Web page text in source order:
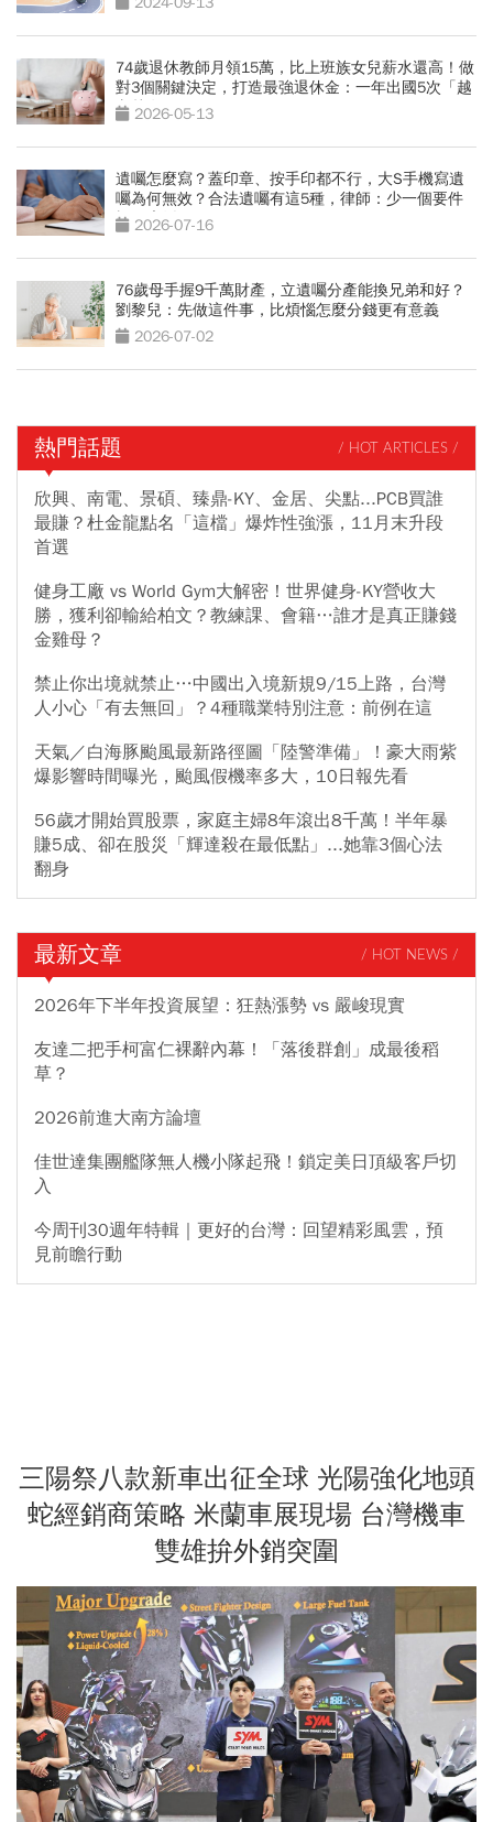
74歲退休教師月領15萬，比上班族女兒薪水還高！做
對3個關鍵決定，打造最強退休金：一年出國5次「越
老越有錢」
2026-05-13
遺囑怎麼寫？蓋印章、按手印都不行，大S手機寫遺
囑為何無效？合法遺囑有這5種，律師：少一個要件
視同廢紙
2026-07-16
76歲母手握9千萬財產，立遺囑分產能換兄弟和好？
劉黎兒：先做這件事，比煩惱怎麼分錢更有意義
2026-07-02
熱門話題 / HOT ARTICLES /
欣興、南電、景碩、臻鼎-KY、金居、尖點...PCB買誰
最賺？杜金龍點名「這檔」爆炸性強漲，11月末升段
首選
健身工廠 vs World Gym大解密！世界健身-KY營收大
勝，獲利卻輸給柏文？教練課、會籍…誰才是真正賺錢
金雞母？
禁止你出境就禁止…中國出入境新規9/15上路，台灣
人小心「有去無回」？4種職業特別注意：前例在這
天氣／白海豚颱風最新路徑圖「陸警準備」！豪大雨紫
爆影響時間曝光，颱風假機率多大，10日報先看
56歲才開始買股票，家庭主婦8年滾出8千萬！半年暴
賺5成、卻在股災「輝達殺在最低點」...她靠3個心法
翻身
最新文章 / HOT NEWS /
2026年下半年投資展望：狂熱漲勢 vs 嚴峻現實
友達二把手柯富仁裸辭內幕！「落後群創」成最後稻
草？
2026前進大南方論壇
佳世達集團艦隊無人機小隊起飛！鎖定美日頂級客戶切
入
今周刊30週年特輯｜更好的台灣：回望精彩風雲，預
見前瞻行動
三陽祭八款新車出征全球 光陽強化地頭
蛇經銷商策略 米蘭車展現場 台灣機車
雙雄拚外銷突圍